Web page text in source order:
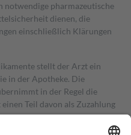
notwendige pharmazeutische
dienen, die
einschließlich Klärungen
stellt der Arzt ein
in der Apotheke. Die
in der Regel die
Teil davon als Zuzahlung
in Höhe von zehn